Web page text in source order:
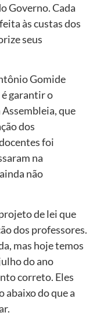
Governo. Cada
às custas dos
seus
Gomide
garantir o
que
dos
foi
na
não
de lei que
dos professores.
mas hoje temos
do ano
correto. Eles
abaixo do que a